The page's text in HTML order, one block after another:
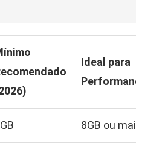
Ideal para
Performance
8GB ou mais